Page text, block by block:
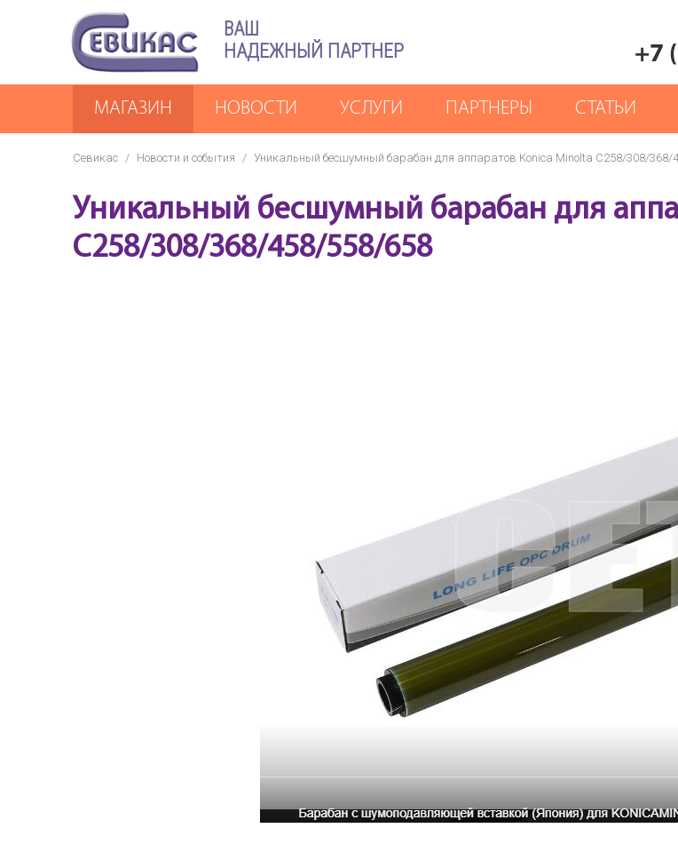
ВАШ
НАДЕЖНЫЙ ПАРТНЕР
+7
МАГАЗИН НОВОСТИ УСЛУГИ ПАРТНЕРЫ СТАТЬИ
Севикас / Новости и события / Уникальный бесшумный барабан для аппаратов Konica Minolta C258/308/368/
Уникальный бесшумный барабан для
C258/308/368/458/558/658